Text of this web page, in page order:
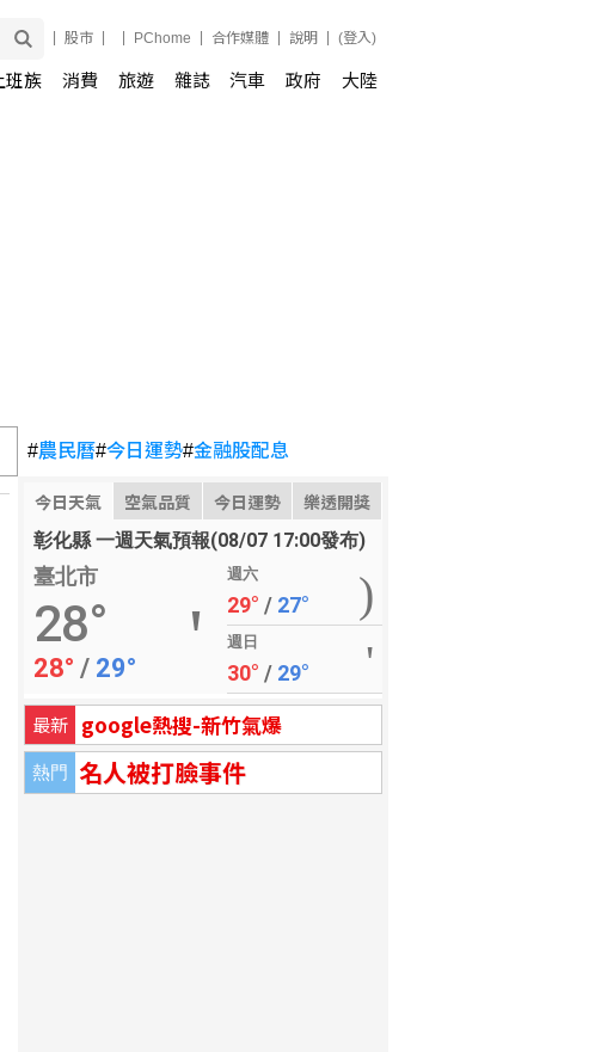
股市 PChome 合作媒體 說明 (登入)
班族 消費 旅遊 雜誌 汽車 政府 大陸
#農民曆#今日運勢#金融股配息
今日天氣 空氣品質 今日運勢 樂透開獎
彰化縣 一週天氣預報(08/07 17:00發布)
臺北市
28°
28° / 29°
週六
29° / 27°
週日
30° / 29°
最新 google熱搜-新竹氣爆
熱門 名人被打臉事件